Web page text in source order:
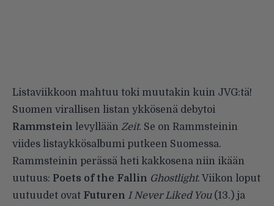
Listaviikkoon mahtuu toki muutakin kuin JVG:tä!
Suomen virallisen listan ykkösenä debytoi
Rammstein levyllään Zeit. Se on Rammsteinin
viides listaykkösalbumi putkeen Suomessa.
Rammsteinin perässä heti kakkosena niin ikään
uutuus: Poets of the Fallin Ghostlight. Viikon loput
uutuudet ovat Futuren I Never Liked You(13.) ja